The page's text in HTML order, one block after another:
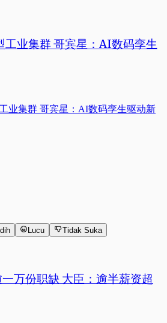
工业集群 哥宾星：AI数码孪生
Lucu Tidak Suka
万份职缺 大臣：逾半薪资超